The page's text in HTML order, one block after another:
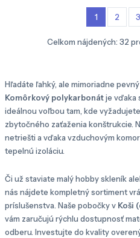
1 2 3
Celkom nájdených: 32
Hľadáte ľahký, ale mimoriadne
Komôrkový polykarbonátje vďaka
ideálnou voľbou tam, kde
zbytočného zaťaženia konštrukcie.
netriešti a vďaka vzduchovým
tepelnú izoláciu.
Či už staviate malý hobby skleník
nás nájdete kompletný sortiment
príslušenstva. Naše pobočky v Koši
vám zaručujú rýchlu dostupnosť
odberu. Investujte do kvality